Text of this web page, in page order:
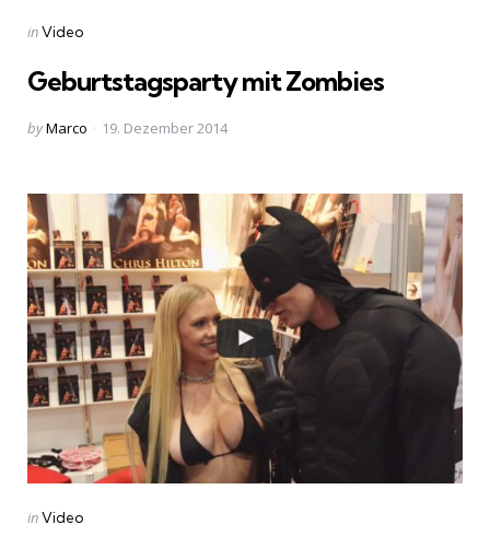
Categories
Posted
inVideo
Geburtstagsparty mit Zombies
Posted
byMarco 19. Dezember 2014
Categories
Posted
inVideo